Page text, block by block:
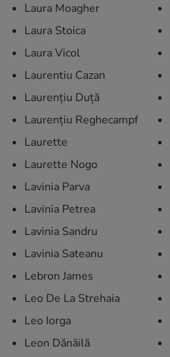
Laura Moagher
Laura Stoica
Laura Vicol
Laurentiu Cazan
Laurențiu Duță
Laurențiu Reghecampf
Laurette
Laurette Nogo
Lavinia Parva
Lavinia Petrea
Lavinia Sandru
Lavinia Sateanu
Lebron James
Leo De La Strehaia
Leo Iorga
Leon Dănăilă